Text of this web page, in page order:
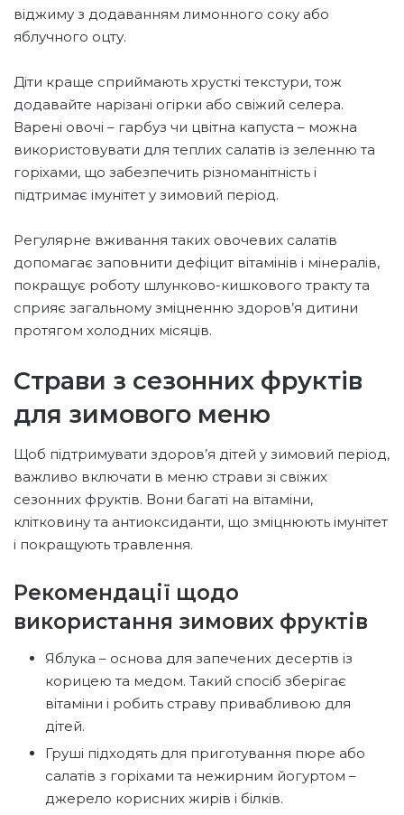
віджиму з додаванням лимонного соку або
яблучного оцту.
Діти краще сприймають хрусткі текстури, тож
додавайте нарізані огірки або свіжий селера.
Варені овочі – гарбуз чи цвітна капуста – можна
використовувати для теплих салатів із зеленню та
горіхами, що забезпечить різноманітність і
підтримає імунітет у зимовий період.
Регулярне вживання таких овочевих салатів
допомагає заповнити дефіцит вітамінів і мінералів,
покращує роботу шлунково-кишкового тракту та
сприяє загальному зміцненню здоров’я дитини
протягом холодних місяців.
Страви з сезонних фруктів
для зимового меню
Щоб підтримувати здоров’я дітей у зимовий період,
важливо включати в меню страви зі свіжих
сезонних фруктів. Вони багаті на вітаміни,
клітковину та антиоксиданти, що зміцнюють імунітет
і покращують травлення.
Рекомендації щодо
використання зимових фруктів
Яблука – основа для запечених десертів із
корицею та медом. Такий спосіб зберігає
вітаміни і робить страву привабливою для
дітей.
Груші підходять для приготування пюре або
салатів з горіхами та нежирним йогуртом –
джерело корисних жирів і білків.